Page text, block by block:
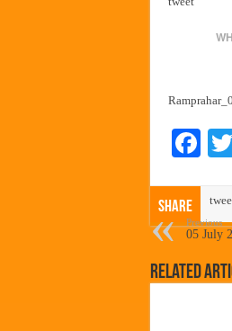
Fa
bo
ok
Share
Previous
05 July
Related